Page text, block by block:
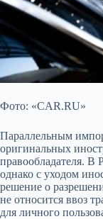
Фото: «CAR.RU»
Параллельным
оригинальных
правообладателя. В
однако с уходом
решение о
не относится ввоз
для личного